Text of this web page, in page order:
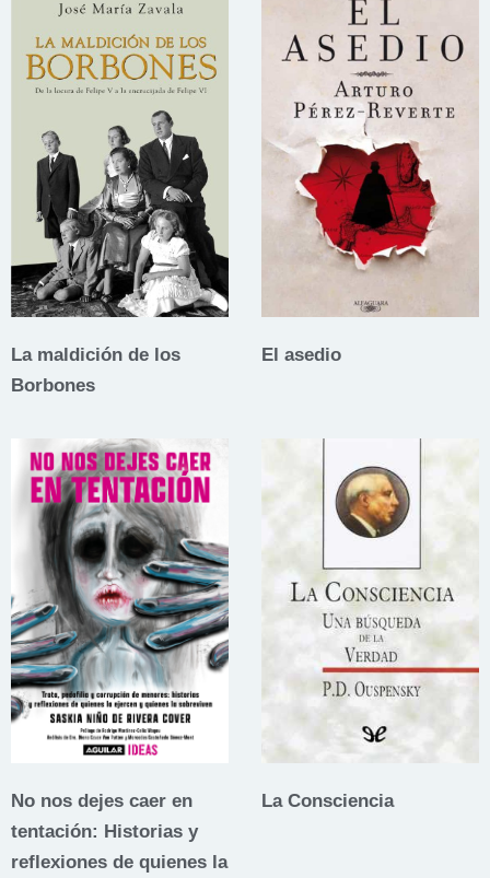
La maldición de los
Borbones
El asedio
No nos dejes caer en
tentación: Historias y
reflexiones de quienes la
La Consciencia